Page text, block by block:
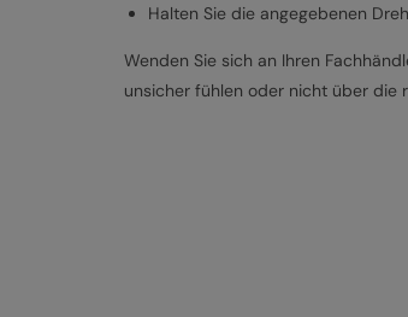
Halten Sie die angegebenen
Wenden Sie sich an Ihren
unsicher fühlen oder nicht über die